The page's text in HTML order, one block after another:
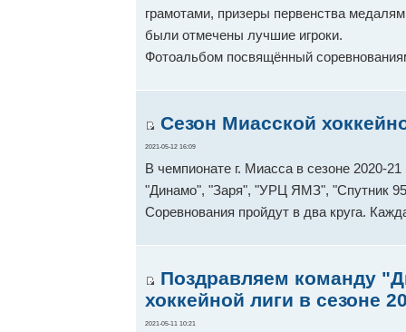
грамотами, призеры первенства
были отмечены лучшие игроки.
Фотоальбом посвящённый
Сезон Миасской
2021-05-12 16:09
В чемпионате г. Миасса в сезоне 2020-21
"Динамо", "Заря", "УРЦ ЯМЗ", "Спутник
Соревнования пройдут в два круга.
Поздравляем команду
хоккейной лиги в сезоне
2021-05-11 10:21